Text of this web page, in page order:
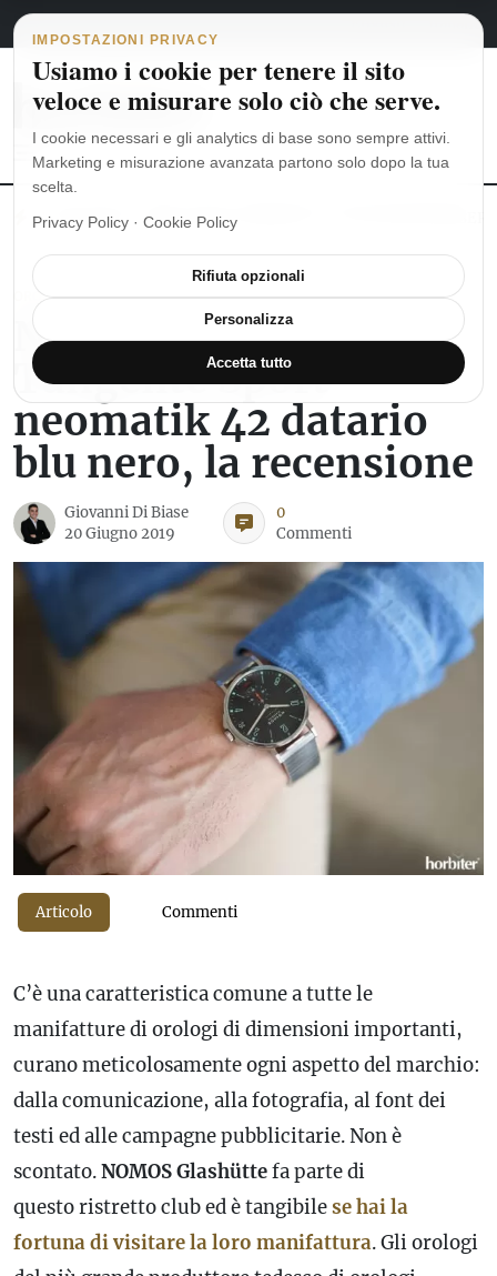
Vai al contenuto
Navigazione principale
5 agosto 2026 italiano
MoonSwatch: dalle origini al MISSION TO THE MOONPHASE
OROLOGI TEDESCHI
NOMOS Glashütte
Tangente Sport
neomatik 42 datario
blu nero, la recensione
Giovanni Di Biase
20 Giugno 2019
0
Commenti
Articolo Commenti
C’è una caratteristica comune a tutte le
manifatture di orologi di dimensioni importanti,
curano meticolosamente ogni aspetto del marchio:
dalla comunicazione, alla fotografia, al font dei
testi ed alle campagne pubblicitarie. Non è
scontato.NOMOS Glashüttefa parte di
questo ristretto club ed è tangibilese hai la
fortuna di visitare la loro manifattura. Gli orologi
IMPOSTAZIONI PRIVACY
Usiamo i cookie per tenere il sito
veloce e misurare solo ciò che serve.
I cookie necessari e gli analytics di base sono sempre attivi.
Marketing e misurazione avanzata partono solo dopo la tua
scelta.
Privacy Policy · Cookie Policy
Rifiuta opzionali
Personalizza
Accetta tutto